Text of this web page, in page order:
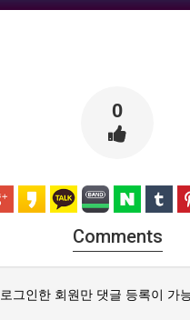
0
Comments
로그인한 회원만 댓글 등록이 가